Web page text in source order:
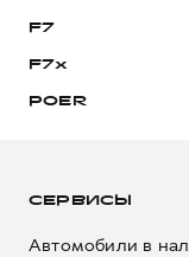
F7
F7x
POER
СЕРВИСЫ
Автомобили в